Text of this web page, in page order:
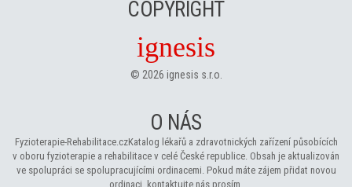
COPYRIGHT
ignesis
© 2026 ignesis s.r.o.
O NÁS
Fyzioterapie-Rehabilitace.czKatalog lékařů a zdravotnických zařízení působících
v oboru fyzioterapie a rehabilitace v celé České republice. Obsah je aktualizován
ve spolupráci se spolupracujícími ordinacemi. Pokud máte zájem přidat novou
ordinaci, kontaktujte nás prosím.